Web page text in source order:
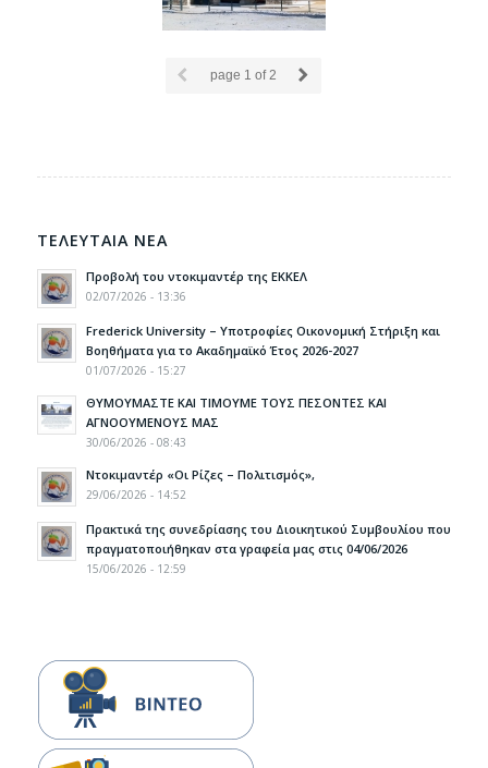
page 1 of 2
ΤΕΛΕΥΤΑΙΑ ΝΕΑ
Προβολή του ντοκιμαντέρ της ΕΚΚΕΛ
02/07/2026 - 13:36
Frederick University – Υποτροφίες Οικονομική Στήριξη και
Βοηθήματα για το Ακαδημαϊκό Έτος 2026-2027
01/07/2026 - 15:27
ΘΥΜΟΥΜΑΣΤΕ ΚΑΙ ΤΙΜΟΥΜΕ ΤΟΥΣ ΠΕΣΟΝΤΕΣ ΚΑΙ
ΑΓΝΟΟΥΜΕΝΟΥΣ ΜΑΣ
30/06/2026 - 08:43
Ντοκιμαντέρ «Οι Ρίζες – Πολιτισμός»,
29/06/2026 - 14:52
Πρακτικά της συνεδρίασης του Διοικητικού Συμβουλίου που
πραγματοποιήθηκαν στα γραφεία μας στις 04/06/2026
15/06/2026 - 12:59